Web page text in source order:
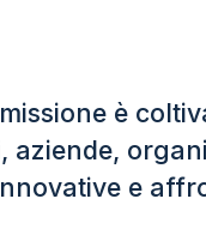
è
aziende,
e